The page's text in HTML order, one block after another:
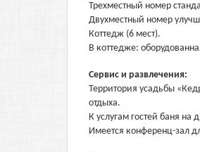
Трехместный номер
Двухместный номер
Коттедж (6 мест).
В коттедже:
Сервис и развлечения:
Территория усадьбы
отдыха.
К услугам гостей баня на
Имеется конференц-зал